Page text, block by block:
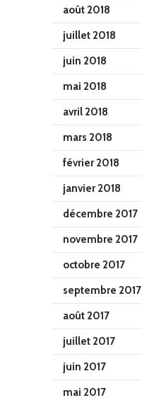
août 2018
juillet 2018
juin 2018
mai 2018
avril 2018
mars 2018
février 2018
janvier 2018
décembre 2017
novembre 2017
octobre 2017
septembre 2017
août 2017
juillet 2017
juin 2017
mai 2017